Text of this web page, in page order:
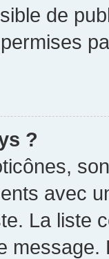
de
?
avec
La liste